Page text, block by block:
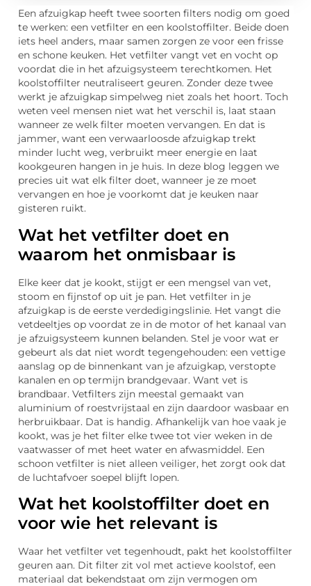
Een afzuigkap heeft twee soorten filters nodig om goed
te werken: een vetfilter en een koolstoffilter. Beide doen
iets heel anders, maar samen zorgen ze voor een frisse
en schone keuken. Het vetfilter vangt vet en vocht op
voordat die in het afzuigsysteem terechtkomen. Het
koolstoffilter neutraliseert geuren. Zonder deze twee
werkt je afzuigkap simpelweg niet zoals het hoort. Toch
weten veel mensen niet wat het verschil is, laat staan
wanneer ze welk filter moeten vervangen. En dat is
jammer, want een verwaarloosde afzuigkap trekt
minder lucht weg, verbruikt meer energie en laat
kookgeuren hangen in je huis. In deze blog leggen we
precies uit wat elk filter doet, wanneer je ze moet
vervangen en hoe je voorkomt dat je keuken naar
gisteren ruikt.
Wat het vetfilter doet en
waarom het onmisbaar is
Elke keer dat je kookt, stijgt er een mengsel van vet,
stoom en fijnstof op uit je pan. Het vetfilter in je
afzuigkap is de eerste verdedigingslinie. Het vangt die
vetdeeltjes op voordat ze in de motor of het kanaal van
je afzuigsysteem kunnen belanden. Stel je voor wat er
gebeurt als dat niet wordt tegengehouden: een vettige
aanslag op de binnenkant van je afzuigkap, verstopte
kanalen en op termijn brandgevaar. Want vet is
brandbaar. Vetfilters zijn meestal gemaakt van
aluminium of roestvrijstaal en zijn daardoor wasbaar en
herbruikbaar. Dat is handig. Afhankelijk van hoe vaak je
kookt, was je het filter elke twee tot vier weken in de
vaatwasser of met heet water en afwasmiddel. Een
schoon vetfilter is niet alleen veiliger, het zorgt ook dat
de luchtafvoer soepel blijft lopen.
Wat het koolstoffilter doet en
voor wie het relevant is
Waar het vetfilter vet tegenhoudt, pakt het koolstoffilter
geuren aan. Dit filter zit vol met actieve koolstof, een
materiaal dat bekendstaat om zijn vermogen om